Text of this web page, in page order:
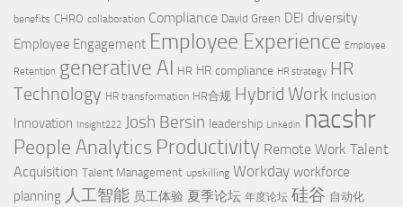
benefits CHRO collaboration Compliance David Green DEI diversity
Employee Engagement Employee Experience Employee
Retention generative AI HR HR compliance HR strategy HR
Technology HR transformation HR合规 Hybrid Work Inclusion
Innovation Insight222 Josh Bersin leadership Linkedin nacshr
People Analytics Productivity Remote Work Talent
Acquisition Talent Management upskilling Workday workforce
planning 人工智能 员工体验 夏季论坛 年度论坛 硅谷 自动化